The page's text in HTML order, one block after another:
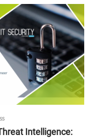
Intelligence: